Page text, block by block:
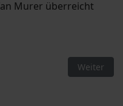
Murer überreicht
Nächster
Weiter